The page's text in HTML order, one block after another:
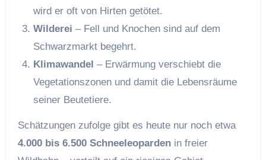
wird er oft von Hirten getötet.
Wilderei – Fell und Knochen sind auf dem
Schwarzmarkt begehrt.
Klimawandel – Erwärmung verschiebt die
Vegetationszonen und damit die Lebensräume
seiner Beutetiere.
Schätzungen zufolge gibt es heute nur noch etwa
4.000 bis 6.500 Schneeleopardenin freier